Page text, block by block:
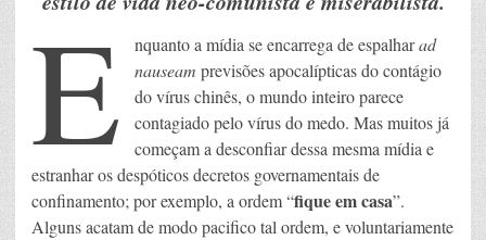
E nquanto a mídia se encarrega de espalharad
nauseam previsões apocalípticas do contágio
do vírus chinês, o mundo inteiro parece
contagiado pelo vírus do medo. Mas muitos já
começam a desconfiar dessa mesma mídia e
estranhar os despóticos decretos governamentais de
confinamento; por exemplo, a ordem “fique em casa”.
Alguns acatam de modo pacifico tal ordem, e voluntariamente